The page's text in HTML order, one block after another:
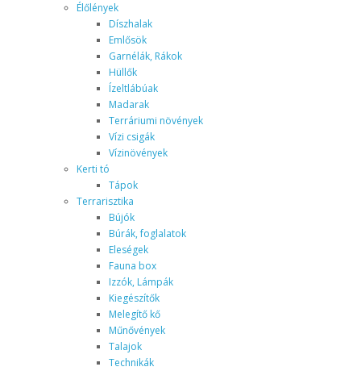
Élőlények
Díszhalak
Emlősök
Garnélák, Rákok
Hüllők
Ízeltlábúak
Madarak
Terráriumi növények
Vízi csigák
Vízinövények
Kerti tó
Tápok
Terrarisztika
Bújók
Búrák, foglalatok
Eleségek
Fauna box
Izzók, Lámpák
Kiegészítők
Melegítő kő
Műnővények
Talajok
Technikák